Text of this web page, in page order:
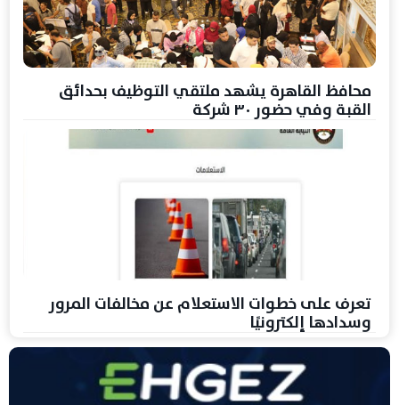
محافظ القاهرة يشهد ملتقي التوظيف بحدائق
القبة وفي حضور ٣٠ شركة
تعرف على خطوات الاستعلام عن مخالفات المرور
وسدادها إلكترونيًا